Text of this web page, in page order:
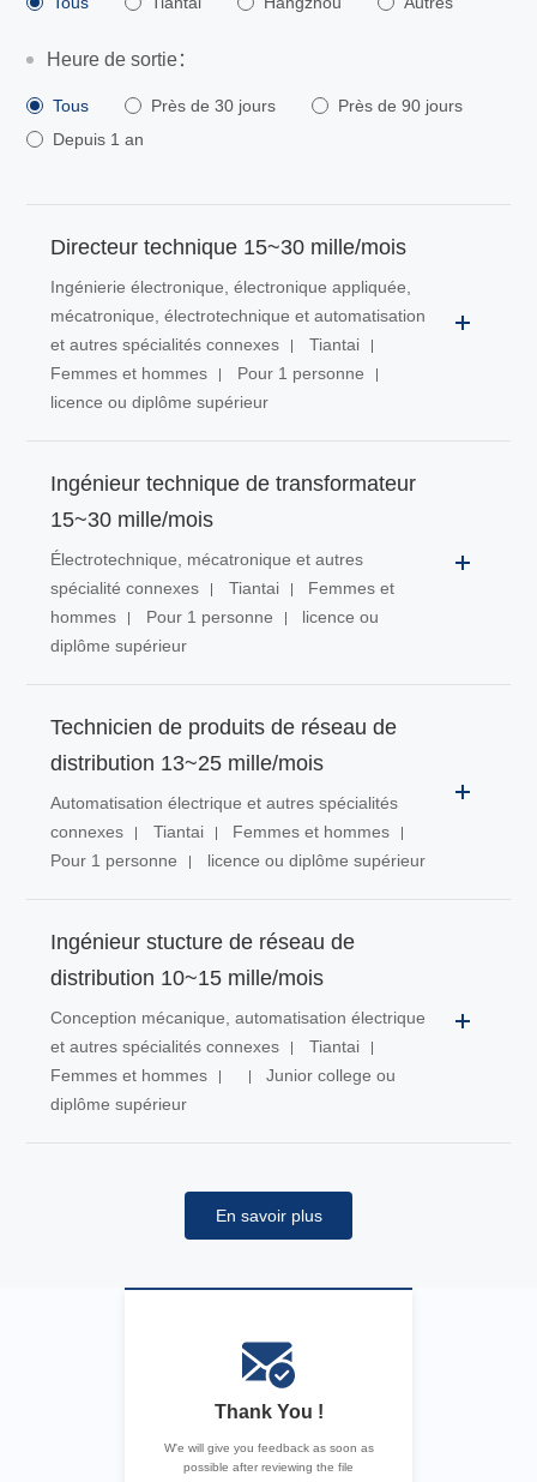
Heure de sortie：
Tous Près de 30 jours
Près de 90 jours
Depuis 1 an
Directeur technique 15~30 mille/mois
Ingénierie électronique, électronique appliquée,
mécatronique, électrotechnique et automatisation
et autres spécialités connexes
Tiantai
Femmes et hommes
Pour 1 personne
licence ou diplôme supérieur
Ingénieur technique de transformateur
15~30 mille/mois
Électrotechnique, mécatronique et autres
spécialité connexes
Tiantai
Femmes et
hommes
Pour 1 personne
licence ou
diplôme supérieur
Technicien de produits de réseau de
distribution 13~25 mille/mois
Automatisation électrique et autres spécialités
connexes
Tiantai
Femmes et hommes
Pour 1 personne
licence ou diplôme supérieur
Ingénieur stucture de réseau de
distribution 10~15 mille/mois
Conception mécanique, automatisation électrique
et autres spécialités connexes
Tiantai
Femmes et hommes
Junior college ou
diplôme supérieur
En savoir plus
Thank You !
W'e will give you feedback as soon as
possible after reviewing the file